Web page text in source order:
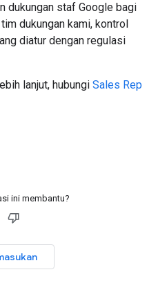
dukungan staf Google bagi
dukungan kami, kontrol
diatur dengan regulasi
lanjut, hubungi Sales Rep
ini membantu?